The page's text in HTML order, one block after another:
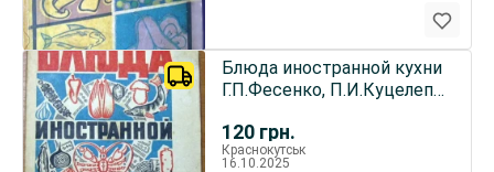
120 грн.
Блюда иностранной кухни
Г.П.Фесенко, П.И.Куцелепо,
Краснокутськ
16.10.2025